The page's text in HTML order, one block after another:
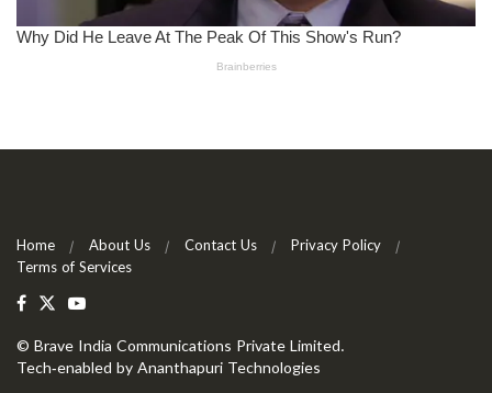
Home About Us Contact Us
Privacy Policy
Terms of Services
© Brave India Communications Private Limited.
Tech-enabled by Ananthapuri Technologies